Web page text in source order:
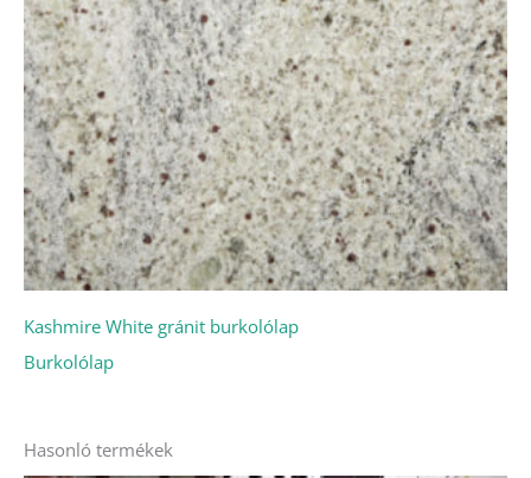
Kashmire White gránit burkolólap
Burkolólap
Hasonló termékek